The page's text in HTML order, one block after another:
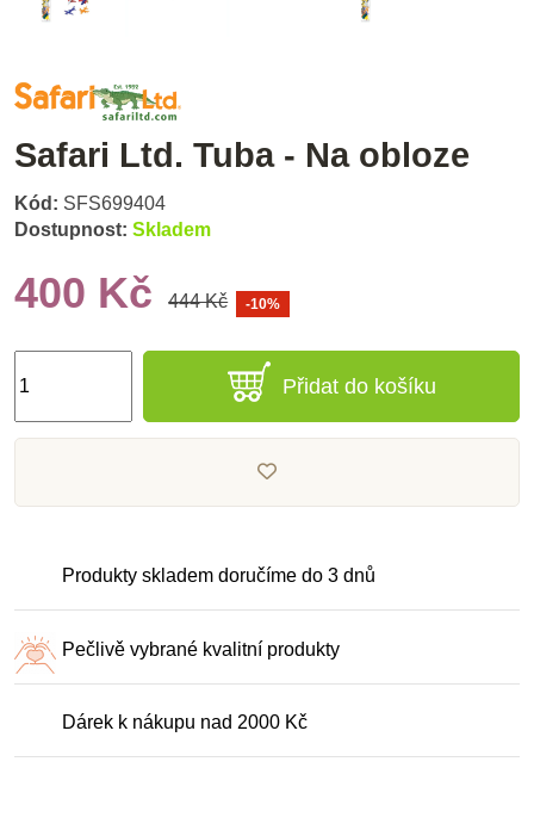
Safari Ltd. Tuba - Na obloze
Kód: SFS699404
Dostupnost: Skladem
400 Kč 444 Kč -10%
Přidat do košíku
Produkty skladem doručíme do 3 dnů
Pečlivě vybrané kvalitní produkty
Dárek k nákupu nad 2000 Kč